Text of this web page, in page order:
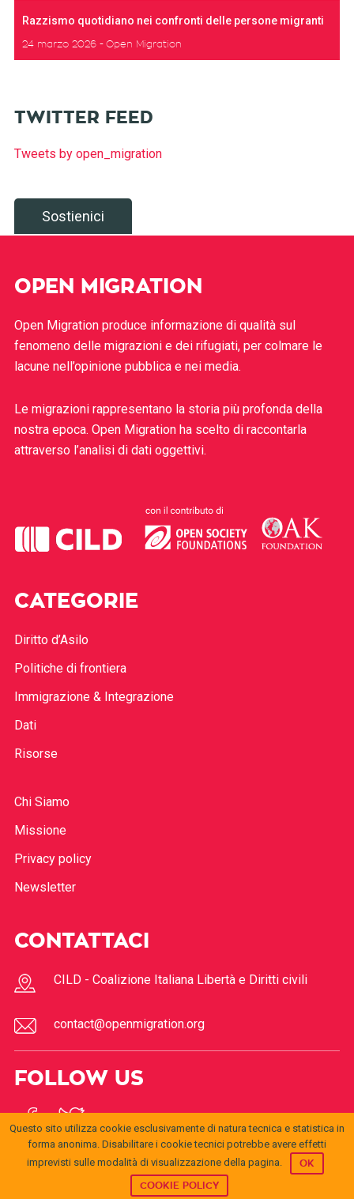
Razzismo quotidiano nei confronti delle persone migranti
24 marzo 2026 Open Migration
TWITTER FEED
Tweets by open_migration
Sostienici
OPEN MIGRATION
Open Migration produce informazione di qualità sul
fenomeno delle migrazioni e dei rifugiati, per colmare le
lacune nell’opinione pubblica e nei media.
Le migrazioni rappresentano la storia più profonda della
nostra epoca. Open Migration ha scelto di raccontarla
attraverso l’analisi di dati oggettivi.
CATEGORIE
Diritto d’Asilo
Politiche di frontiera
Immigrazione & Integrazione
Dati
Risorse
Chi Siamo
Missione
Privacy policy
Newsletter
CONTATTACI
CILD - Coalizione Italiana Libertà e Diritti civili
contact@openmigration.org
FOLLOW US
Questo sito utilizza cookie esclusivamente di natura tecnica e statistica in
forma anonima. Disabilitare i cookie tecnici potrebbe avere effetti
imprevisti sulle modalità di visualizzazione della pagina.
OK
COOKIE POLICY